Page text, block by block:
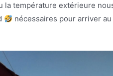
la température extérieure
nécessaires pour arriver